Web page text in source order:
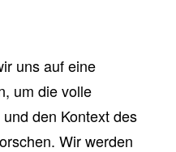
uns auf eine
um die volle
den Kontext des
Wir werden